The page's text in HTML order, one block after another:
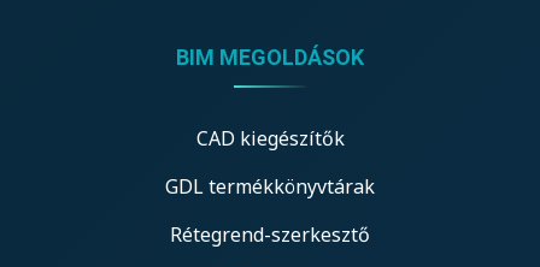
BIM MEGOLDÁSOK
CAD kiegészítők
GDL termékkönyvtárak
Rétegrend-szerkesztő